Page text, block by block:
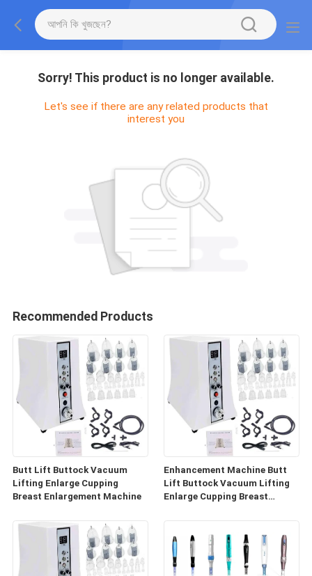
Sorry! This product is no longer available.
Let's see if there are any related products that
interest you
Recommended Products
Butt Lift Buttock Vacuum
Lifting Enlarge Cupping
Breast Enlargement Machine
Enhancement Machine Butt
Lift Buttock Vacuum Lifting
Enlarge Cupping Breast